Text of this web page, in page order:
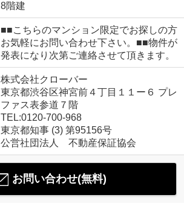
8階建
■■こちらのマンション限定でお探しの方
お気軽にお問い合わせ下さい。■■物件が
発表になり次第ご連絡させて頂きます。
株式会社クローバー
東京都渋谷区神宮前４丁目１１ー６ プレ
ファス表参道７階
TEL:0120-700-968
東京都知事 (3) 第95156号
公営社団法人 不動産保証協会
お問い合わせ(無料)